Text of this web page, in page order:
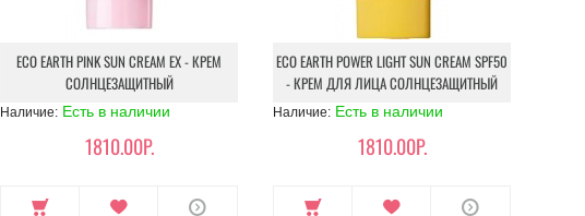
ECO EARTH PINK SUN CREAM EX - КРЕМ
СОЛНЦЕЗАЩИТНЫЙ
Наличие: Есть в наличии
1810.00Р.
ECO EARTH POWER LIGHT SUN CREAM SPF50
- КРЕМ ДЛЯ ЛИЦА СОЛНЦЕЗАЩИТНЫЙ
Наличие: Есть в наличии
1810.00Р.